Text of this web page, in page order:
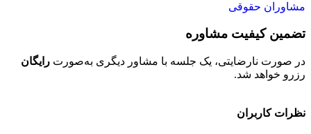
مشاوران حقوقی
تضمین کیفیت مشاوره
در صورت نارضایتی، یک جلسه با مشاور دیگری به‌صورت رایگان
رزرو خواهد شد.
نظرات کاربران